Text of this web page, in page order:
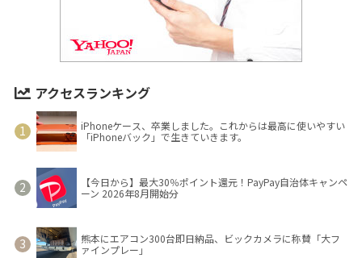
アクセスランキング
iPhoneケース、卒業しました。これからは最高に使いやすい
「iPhoneバック」で生きていきます。
【今日から】最大30％ポイント還元！PayPay自治体キャンペ
ーン 2026年8月開始分
熊本にエアコン300台即日納品、ビックカメラに称賛「大フ
ァインプレー」